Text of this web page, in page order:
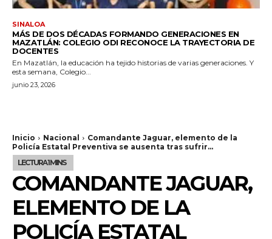
SINALOA
MÁS DE DOS DÉCADAS FORMANDO GENERACIONES EN
MAZATLÁN: COLEGIO ODI RECONOCE LA TRAYECTORIA DE
DOCENTES
En Mazatlán, la educación ha tejido historias de varias generaciones. Y
esta semana, Colegio...
junio 23, 2026